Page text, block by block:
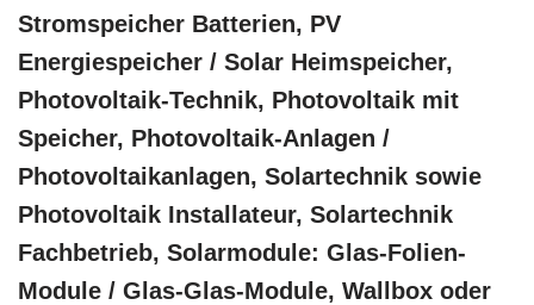
Stromspeicher Batterien, PV
Energiespeicher / Solar Heimspeicher,
Photovoltaik-Technik, Photovoltaik mit
Speicher, Photovoltaik-Anlagen /
Photovoltaikanlagen, Solartechnik sowie
Photovoltaik Installateur, Solartechnik
Fachbetrieb, Solarmodule: Glas-Folien-
Module / Glas-Glas-Module, Wallbox oder